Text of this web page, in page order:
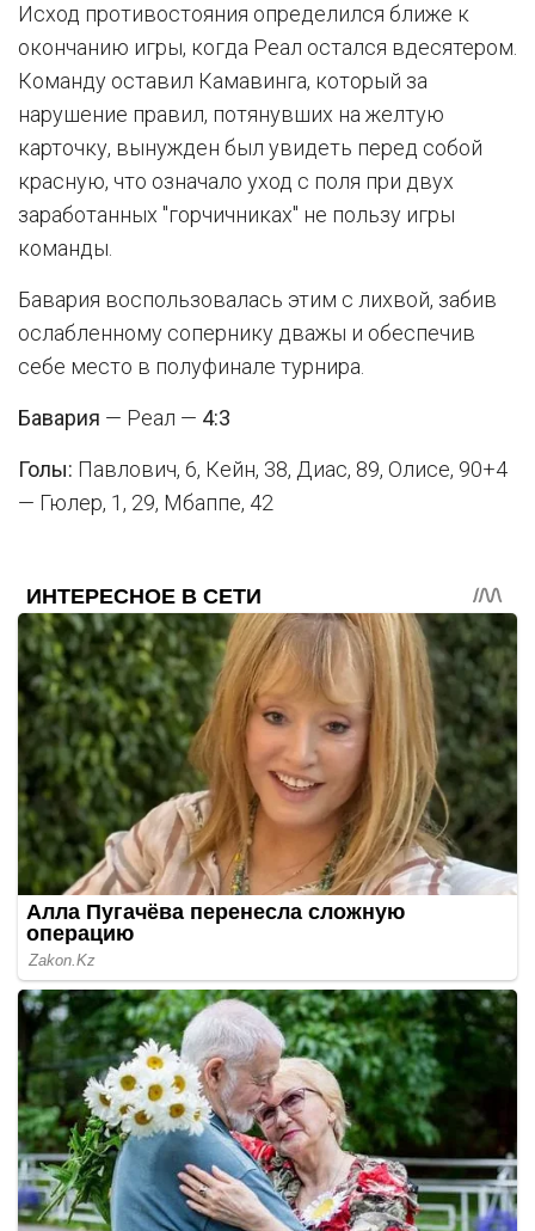
Исход противостояния определился ближе к
окончанию игры, когда Реал остался вдесятером.
Команду оставил Камавинга, который за
нарушение правил, потянувших на желтую
карточку, вынужден был увидеть перед собой
красную, что означало уход с поля при двух
заработанных "горчичниках" не пользу игры
команды.
Бавария воспользовалась этим с лихвой, забив
ослабленному сопернику дважы и обеспечив
себе место в полуфинале турнира.
Бавария — Реал — 4:3
Голы: Павлович, 6, Кейн, 38, Диас, 89, Олисе, 90+4
— Гюлер, 1, 29, Мбаппе, 42